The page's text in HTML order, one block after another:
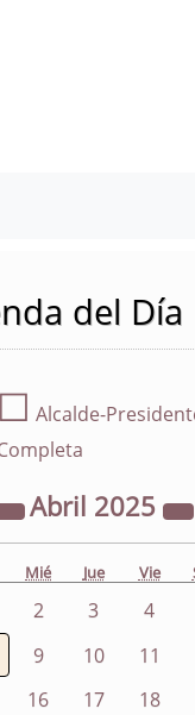
del Día
☐ Alcalde-
Abril 2025
Mié Jue Vie
2 3 4
9 10 11
16 17 18